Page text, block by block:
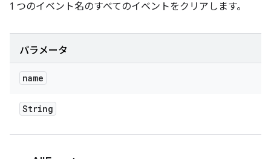
1 つのイベント名のすべてのイベントをクリアします。
パラメータ
name
String